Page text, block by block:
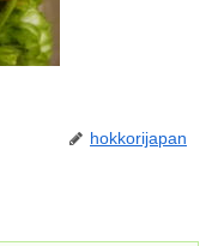
hokkorijapan